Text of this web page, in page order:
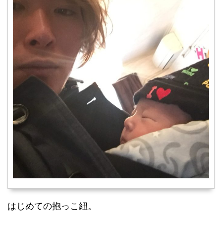
はじめての抱っこ紐。